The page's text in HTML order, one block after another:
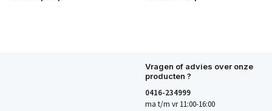
Vragen of advies over onze
producten ?
0416-234999
ma t/m vr 11:00-16:00